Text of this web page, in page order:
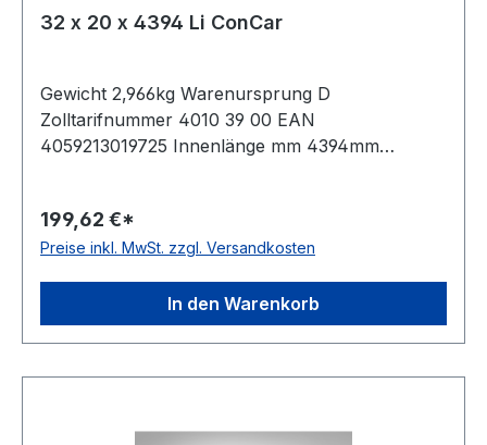
32 x 20 x 4394 Li ConCar
Gewicht 2,966kg Warenursprung D
Zolltarifnummer 4010 39 00 EAN
4059213019725 Innenlänge mm 4394mm
Ausführung ummantelt antistatisch ja Norm DIN
2215 Material Neoprene Zugstrang Polyester
199,62 €*
Preise inkl. MwSt. zzgl. Versandkosten
In den Warenkorb